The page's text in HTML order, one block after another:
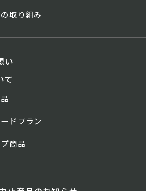
取り組み
い
て
ドプラン
商品